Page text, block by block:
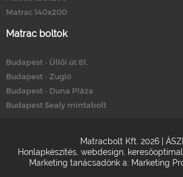
Matrac 140x200
Matrac boltok
Budapest - Üllői út 81.
Budapest - Zugló
Budapest - Duna Pláza
Budapest Sealy mintabolt
Matracbolt Kft. 2026 |
Honlapkészítés webdesign
Marketing tanácsadónk a: Marketing